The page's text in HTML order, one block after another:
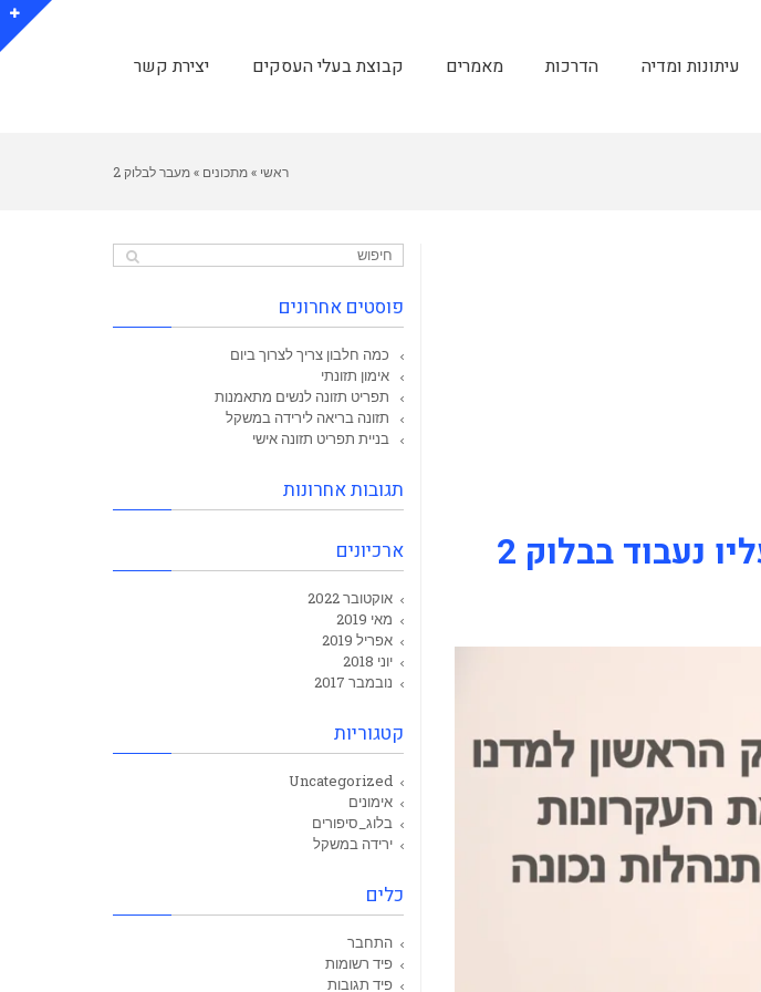
עיתונות ומדיה הדרכות מאמרים קבוצת בעלי העסקים יצירת קשר
ראשי »מתכונים »מעבר לבלוק 2
אחרי שבנינו הרגלים, מה החלק החשוב שעליו נעבוד בבלוק 2
פוסטים אחרונים
כמה חלבון צריך לצרוך ביום
אימון תזונתי
תפריט תזונה לנשים מתאמנות
תזונה בריאה לירידה במשקל
בניית תפריט תזונה אישי
תגובות אחרונות
ארכיונים
אוקטובר 2022
מאי 2019
אפריל 2019
יוני 2018
נובמבר 2017
קטגוריות
Uncategorized
אימונים
בלוג_סיפורים
ירידה במשקל
כלים
התחבר
פיד רשומות
פיד תגובות